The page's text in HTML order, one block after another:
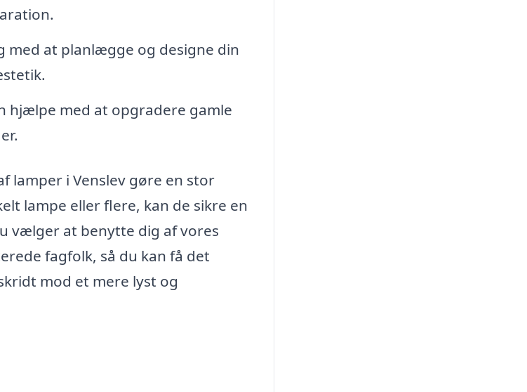
med at planlægge og designe din
hjælpe med at opgradere gamle
lamper i Venslev gøre en stor
lampe eller flere, kan de sikre en
vælger at benytte dig af vores
fagfolk, så du kan få det
mod et mere lyst og